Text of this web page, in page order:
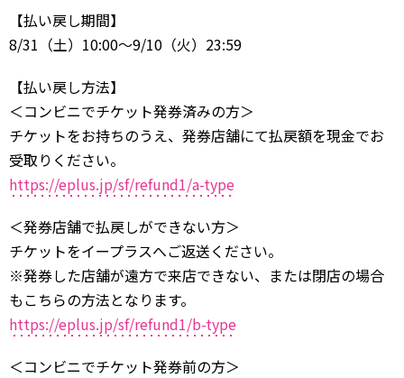
【払い戻し期間】
8/31（土）10:00～9/10（火）23:59
【払い戻し方法】
＜コンビニでチケット発券済みの方＞
チケットをお持ちのうえ、発券店舗にて払戻額を現金でお
受取りください。
https://eplus.jp/sf/refund1/a-type
＜発券店舗で払戻しができない方＞
チケットをイープラスへご返送ください。
※発券した店舗が遠方で来店できない、または閉店の場合
もこちらの方法となります。
https://eplus.jp/sf/refund1/b-type
＜コンビニでチケット発券前の方＞